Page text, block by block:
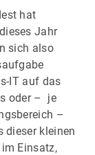
hat
Jahr
sich also
IT auf das
oder – je
–
dieser kleinen
Einsatz,